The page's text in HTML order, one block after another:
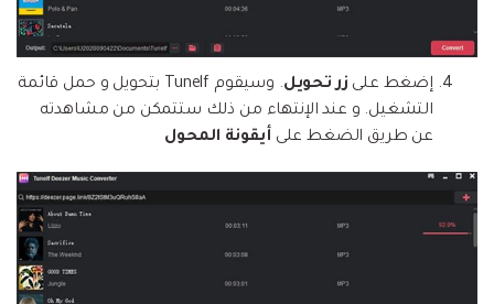
إضغط على زر تحويل
. وسيقوم Tunelf بتحويل و حمل قائمة
التشغيل. و عند الإنتهاء من ذلك ستتمكن من مشاهدته
عن طريق الضغط على أيقونة المحول